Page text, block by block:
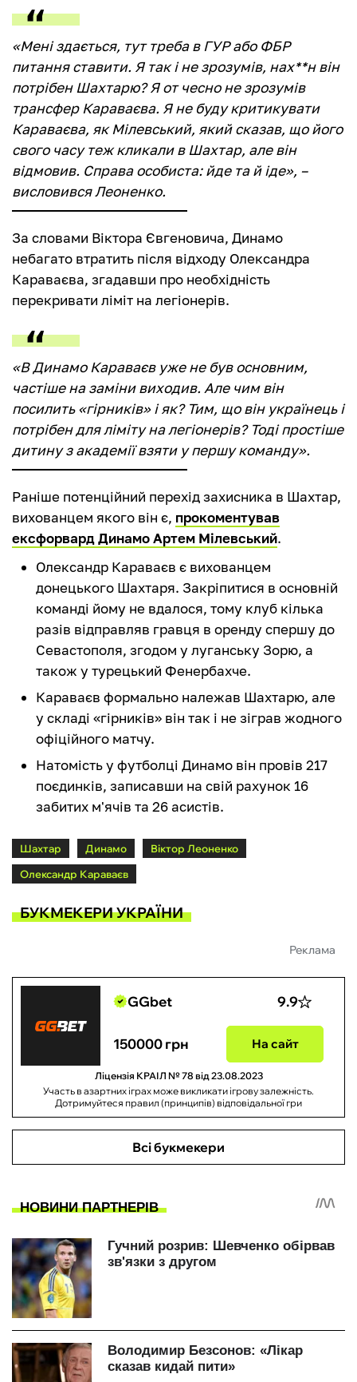
«Мені здається, тут треба в ГУР або ФБР
питання ставити. Я так і не зрозумів, нах**н він
потрібен Шахтарю? Я от чесно не зрозумів
трансфер Караваєва. Я не буду критикувати
Караваєва, як Мілевський, який сказав, що його
свого часу теж кликали в Шахтар, але він
відмовив. Справа особиста: йде та й іде», –
висловився Леоненко.
За словами Віктора Євгеновича, Динамо
небагато втратить після відходу Олександра
Караваєва, згадавши про необхідність
перекривати ліміт на легіонерів.
«В Динамо Караваєв уже не був основним,
частіше на заміни виходив. Але чим він
посилить «гірників» і як? Тим, що він українець і
потрібен для ліміту на легіонерів? Тоді простіше
дитину з академії взяти у першу команду».
Раніше потенційний перехід захисника в Шахтар,
вихованцем якого він є, прокоментував
ексфорвард Динамо Артем Мілевський.
Олександр Караваєв є вихованцем
донецького Шахтаря. Закріпитися в основній
команді йому не вдалося, тому клуб кілька
разів відправляв гравця в оренду спершу до
Севастополя, згодом у луганську Зорю, а
також у турецький Фенербахче.
Караваєв формально належав Шахтарю, але
у складі «гірників» він так і не зіграв жодного
офіційного матчу.
Натомість у футболці Динамо він провів 217
поєдинків, записавши на свій рахунок 16
забитих м'ячів та 26 асистів.
Шахтар Динамо
Віктор Леоненко
Олександр Караваєв
БУКМЕКЕРИ УКРАЇНИ
Реклама
GGbet 9.9
150000 грн На сайт
Ліцензія КРАІЛ № 78 від 23.08.2023
Участь в азартних іграх може викликати ігрову залежність.
Дотримуйтеся правил (принципів) відповідальної гри
Всі букмекери